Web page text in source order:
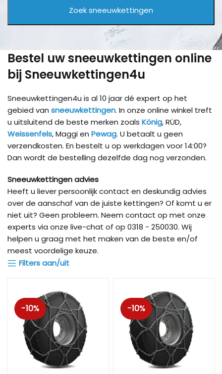
Bestel uw sneeuwkettingen online
bij Sneeuwkettingen4u
Sneeuwkettingen4u is al 10 jaar dé expert op het
gebied van sneeuwkettingen. In onze online winkel treft
u uitsluitend de beste merken zoals König, RÜD,
Weissenfels, Maggi en Pewag. U betaalt u geen
verzendkosten. En bestelt u op werkdagen voor 14:00?
Dan wordt de bestelling dezelfde dag nog verzonden.
Sneeuwkettingen advies
Heeft u liever persoonlijk contact en deskundig advies
over de aanschaf van de juiste kettingen? Of komt u er
niet uit? Geen probleem. Neem contact op met onze
experts via onze live-chat of op 0318 - 250030. Wij
helpen u graag met het maken van de beste en/of
meest voordelige keuze.
Filters aan/uit
-10% -10%